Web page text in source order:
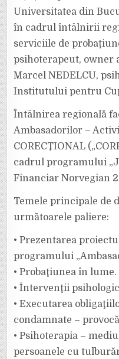
Universitatea din
în cadrul întâlnirii
serviciile de
psihoterapeut, owner
Marcel NEDELCU,
Institutului pentru
Întâlnirea regională
Ambasadorilor –
CORECŢIONAL
cadrul programului
Financiar Norvegian
Temele principale de
următoarele paliere:
• Prezentarea
programului
• Probaţiunea în
• Întervenţii
• Executarea
condamnate –
• Psihoterapia –
persoanele cu